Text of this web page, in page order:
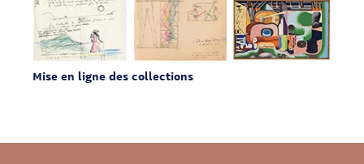
Mise en ligne des collections